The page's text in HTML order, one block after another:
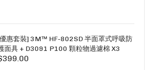
惠套裝] 3M™ HF-802SD 半面罩式呼吸防
面具 + D3091 P100 顆粒物過濾棉 X3
CLICK HF-802SD HF-800SD 系列